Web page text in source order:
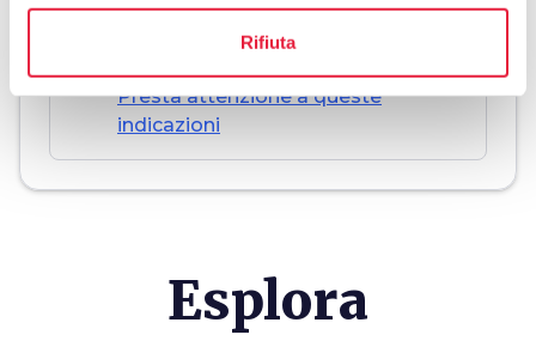
Rifiuta
Presta attenzione a queste
indicazioni
Esplora